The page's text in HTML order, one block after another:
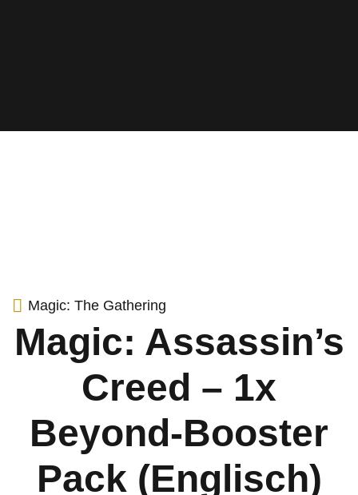
Magic: The Gathering
Magic: Assassin’s
Creed – 1x
Beyond-Booster
Pack (Englisch)